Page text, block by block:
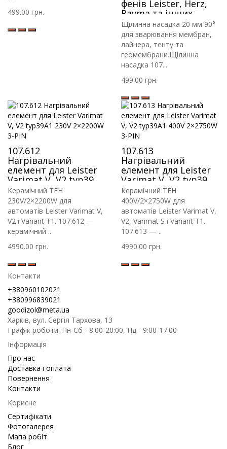
499.00 грн.
фенів Leister, Herz,
Rayma та інших
Щілинна насадка 20 мм 90°
для зварювання мембран,
лайнера, тенту та
геомембрани.Щілинна
насадка 107...
499.00 грн.
107.612
Нагрівальний
елемент для Leister
Varimat V, V2 typ39A1
230V 2×2200W 3-PIN
Керамічний ТЕН
230V/2×2200W для
автоматів Leister Varimat V,
V2 і Variant T1. 107.612 —
керамічний ..
4990.00 грн.
107.613
Нагрівальний
елемент для Leister
Varimat V, V2 typ39A1
400V 2×2750W 3-PIN
Керамічний ТЕН
400V/2×2750W для
автоматів Leister Varimat V,
V2, Varimat S і Variant T1.
107.613 — ..
4990.00 грн.
Контакти
+380960102021
+380996839021
goodizol@meta.ua
Харків, вул. Сергія Тархова, 13
Графік роботи: Пн-Сб - 8:00-20:00, Нд - 9:00-17:00
Інформація
Про нас
Доставка і оплата
Повернення
Контакти
Корисне
Сертифікати
Фотогалерея
Мапа робіт
Блог